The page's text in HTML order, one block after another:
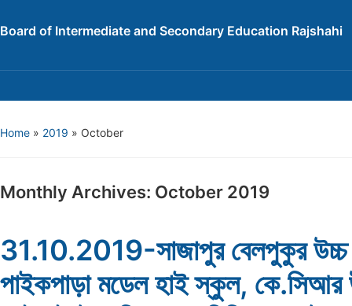
Board of Intermediate and Secondary Education Rajshahi
Home » 2019 » October
Monthly Archives: October 2019
31.10.2019-সাজাপুর বেলপুকুর উচ্চ
পাইকপাড়া মডেল হাই স্কুল, কে.সিআর